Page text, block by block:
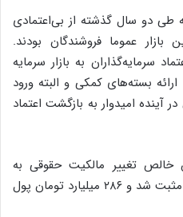
طی دو سال گذشته از بی‌اعتمادی
عموما فروشندگان بودند.
سرمایه‌گذاران به بازار سرمایه
ارائه بسته‌های کمکی و البته ورود
آینده امیدوار به بازگشت اعتماد
خالص تغییر مالکیت حقوقی به
حقیقی بازار پس از ۲۴ روز متوالی مثبت شد و ۲۸۶ میلیارد تومان پول